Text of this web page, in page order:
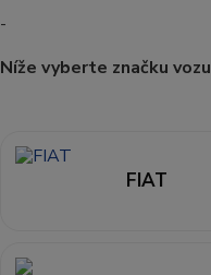
-
Níže vyberte značku vozu
FIAT